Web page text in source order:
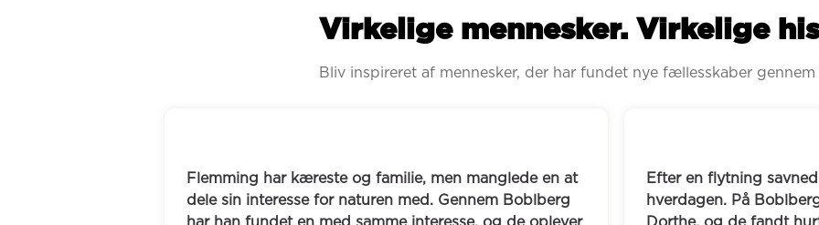
Virkelige mennesker. Virkelige
Bliv inspireret af mennesker, der har fundet nye fællesskaber
Efter en flytning savnede Tina nye veninder i
hverdagen. På Boblberg fik hun kontakt til Anne-
Dorthe, og de fandt hurtigt en særlig kemi. I dag har
interesse med.
af en skrivegruppe